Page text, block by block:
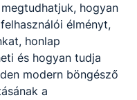
hogyan
élményt,
honlap
és hogyan tudja
modern böngésző
a